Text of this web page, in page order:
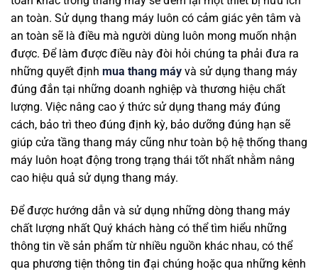
an toàn. Sử dụng thang máy luôn có cảm giác yên tâm và
an toàn sẽ là điều mà người dùng luôn mong muốn nhận
được. Để làm được điều này đòi hỏi chúng ta phải đưa ra
những quyết định mua thang máy và sử dụng thang máy
đúng đắn tại những doanh nghiệp và thương hiệu chất
lượng. Việc nâng cao ý thức sử dụng thang máy đúng
cách, bảo trì theo đúng định kỳ, bảo dưỡng đúng hạn sẽ
giúp cửa tầng thang máy cũng như toàn bộ hệ thống thang
máy luôn hoạt động trong trạng thái tốt nhất nhằm nâng
cao hiệu quả sử dụng thang máy.
Để được hướng dẫn và sử dụng những dòng thang máy
chất lượng nhất Quý khách hàng có thể tìm hiểu những
thông tin về sản phẩm từ nhiều nguồn khác nhau, có thể
qua phương tiện thông tin đại chúng hoặc qua những kênh